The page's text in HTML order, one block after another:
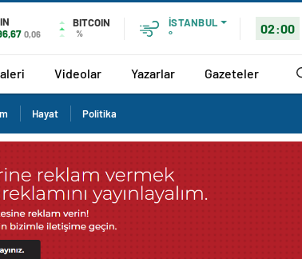
0,06
BITCOIN
%
İSTANBUL
°
02:00
Videolar Yazarlar Gazeteler
Hayat Politika